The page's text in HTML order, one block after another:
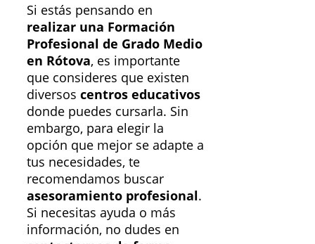
Si estás pensando en
realizar una Formación
Profesional de Grado Medio
en Rótova, es importante
que consideres que existen
diversos centros educativos
donde puedes cursarla. Sin
embargo, para elegir la
opción que mejor se adapte a
tus necesidades, te
recomendamos buscar
asesoramiento profesional.
Si necesitas ayuda o más
información, no dudes en